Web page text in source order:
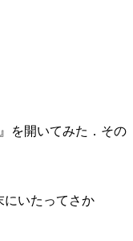
を開いてみた．その
いたってさか